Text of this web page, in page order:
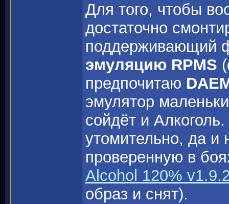
Для того, чтобы
достаточно
поддерживающий
эмуляцию RPMS
предпочитаю
эмулятор
сойдёт и
утомительно, да и
проверенную в
Alcohol 120%
образ и снят).